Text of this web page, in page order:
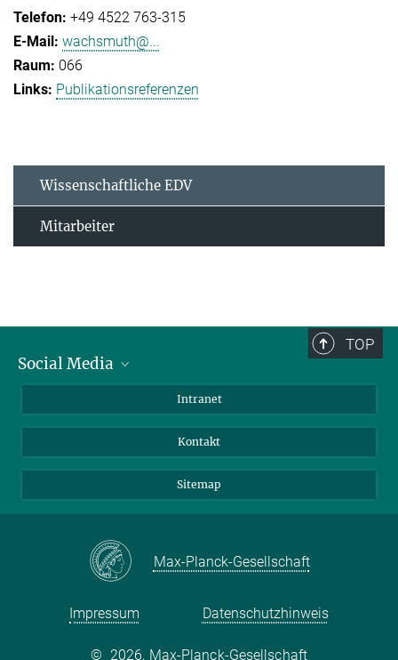
+49 4522 763-315
wachsmuth@...
066
Publikationsreferenzen
Wissenschaftliche EDV
Mitarbeiter
TOP
Social Media
Intranet
Kontakt
Sitemap
Max-Planck-Gesellschaft
Impressum Datenschutzhinweis
© 2026, Max-Planck-Gesellschaft